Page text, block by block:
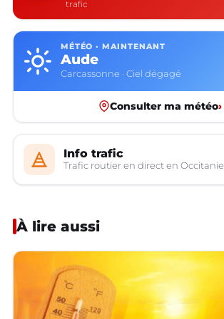
trafic
MÉTÉO · MAINTENANT
Aude
Carcassonne · Ciel dégagé
Consulter ma météo›
Info trafic
Trafic routier en direct en Occitanie
À lire aussi